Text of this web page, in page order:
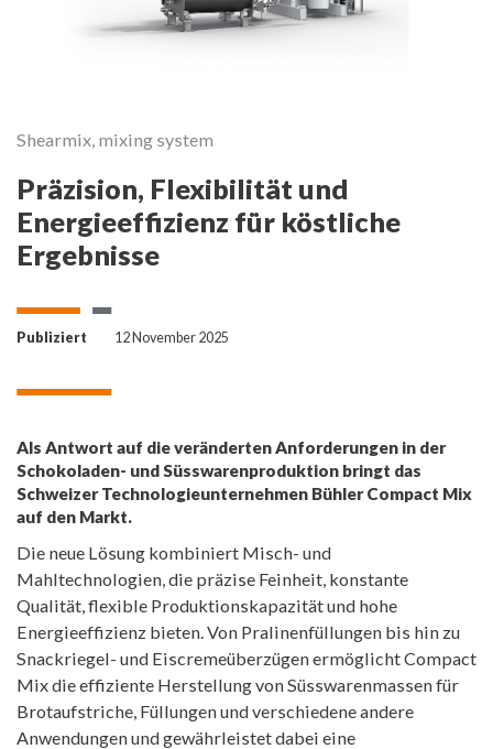
Shearmix, mixing system
Präzision, Flexibilität und
Energieeffizienz für köstliche
Ergebnisse
Publiziert 12 November 2025
Als Antwort auf die veränderten Anforderungen in der
Schokoladen- und Süsswarenproduktion bringt das
Schweizer Technologieunternehmen Bühler Compact Mix
auf den Markt.
Die neue Lösung kombiniert Misch- und
Mahltechnologien, die präzise Feinheit, konstante
Qualität, flexible Produktionskapazität und hohe
Energieeffizienz bieten. Von Pralinenfüllungen bis hin zu
Snackriegel- und Eiscremeüberzügen ermöglicht Compact
Mix die effiziente Herstellung von Süsswarenmassen für
Brotaufstriche, Füllungen und verschiedene andere
Anwendungen und gewährleistet dabei eine